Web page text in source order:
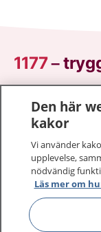
1177–
sjukdomar och
Logga in för att
vårdärenden.
1177 ger dig
Den här
kakor
Vi använder
upplevelse,
nödvändig
Läs mer om